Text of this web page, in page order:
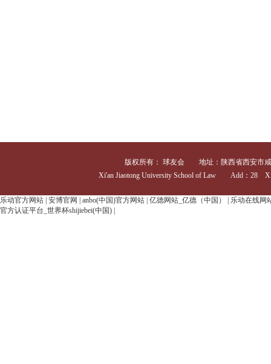
版权所有： 球友会 地址：陕西省西安市
Xi'an Jiaotong University School of Law Add：28
乐动官方网站 | 安博官网 | anbo(中国)官方网站 | 亿德网站_亿德（中国） | 乐动在线网
官方认证平台_世界杯shijiebei(中国) |